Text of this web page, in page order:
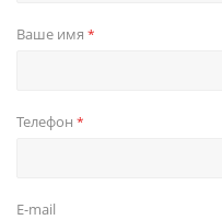
Ваше имя *
Телефон *
E-mail